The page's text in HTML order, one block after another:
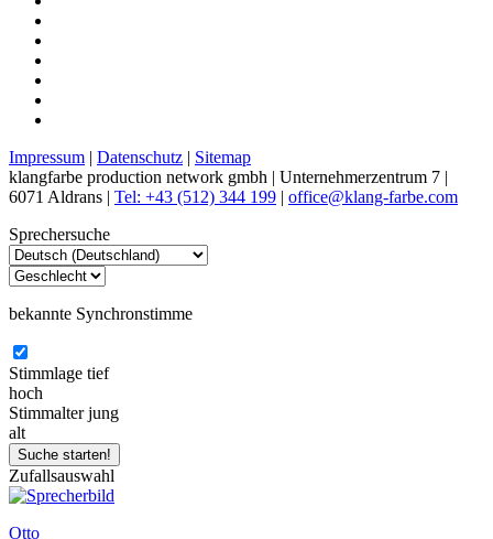
Impressum | Datenschutz | Sitemap
klangfarbe production network gmbh | Unternehmerzentrum 7 |
6071 Aldrans | Tel: +43 (512) 344 199 | office@klang-farbe.com
Sprechersuche
bekannte Synchronstimme
Stimmlage tief
hoch
Stimmalter jung
alt
Zufallsauswahl
Otto